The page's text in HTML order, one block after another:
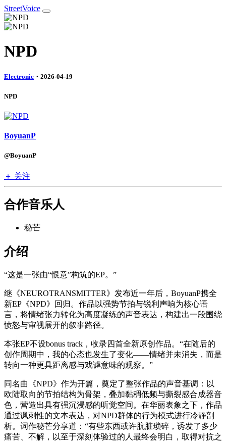
StreetVoice
NPD
Electronic ・2026-04-19
NPD
BoyuanP
@BoyuanP
＋ 关注
合作音乐人
秘芒
介绍
“这是一张由“恨意”构筑的EP。”
继《NEUROTRANSMITTER》发布近一年后，BoyuanP携全
新EP《NPD》回归。作品以强势节拍与锐利声响为核心语
言，将情绪张力转化为高度凝练的声音表达，构建出一段围绕
愤怒与审视展开的叙事路径。
本张EP不设bonus track，收录四首全新原创作品。“在随后的
创作周期中，我的心态也发生了变化——情绪并未消失，而是
转向一种更具距离感与戏谑意味的观察。”
同名曲《NPD》作为开篇，奠定了整张作品的声音基调：以
欧陆取向的节拍结构为骨架，叠加黏稠低频与撕裂感合成器音
色，营造出具有强沉浸感的听觉空间。在华丽表象之下，作品
通过讽刺性的文本表达，对NPD群体的行为模式进行冷静剖
析。词作秘芒分享道：“有些东西或许肮脏琐碎，诱发了多少
痛苦、不解，以至于深刻体验过的人最终会明白，取得对抗之